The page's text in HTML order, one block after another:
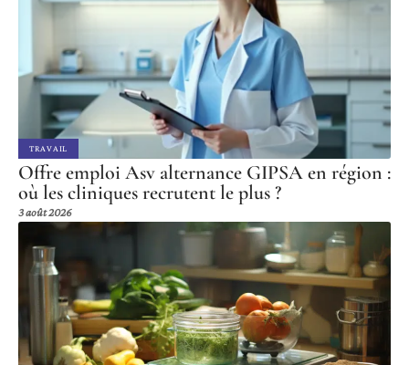
TRAVAIL
Offre emploi Asv alternance GIPSA en région :
où les cliniques recrutent le plus ?
3 août 2026